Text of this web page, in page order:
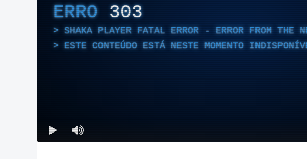
ERRO 303
SHAKA PLAYER FATAL ERROR - ERROR FROM THE
ESTE CONTEÚDO ESTÁ NESTE MOMENTO